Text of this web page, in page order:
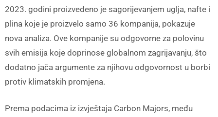
2023. godini proizvedeno je sagorijevanjem uglja, nafte i
plina koje je proizvelo samo 36 kompanija, pokazuje
nova analiza. Ove kompanije su odgovorne za polovinu
svih emisija koje doprinose globalnom zagrijavanju, što
dodatno jača argumente za njihovu odgovornost u borbi
protiv klimatskih promjena.
Prema podacima iz izvještaja Carbon Majors, među